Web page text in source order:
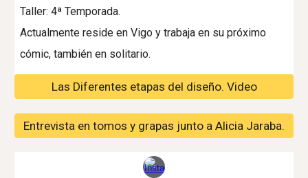
Taller: 4ª Temporada.
Actualmente reside en Vigo y trabaja en su próximo
cómic, también en solitario.
Las Diferentes etapas del diseño. Video
Entrevista en tomos y grapas junto a Alicia Jaraba.